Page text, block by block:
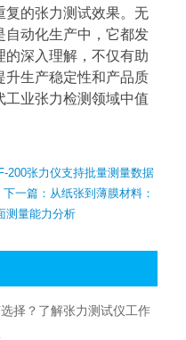
复的张力测试效果。无
自动化生产中，它都发
的深入理解，不仅有助
升生产稳定性和产品质
工业张力检测领域中值
200张力仪支持批量测量数据
下一篇： 从纸张到薄膜材料：
测量能力分析
择？了解张力测试仪工作